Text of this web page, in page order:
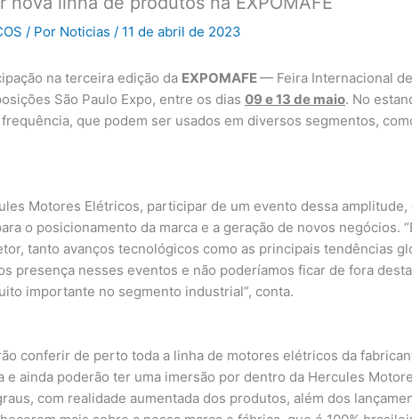
/ Por Noticias / 11 de abril de 2023
na terceira edição da EXPOMAFE— Feira Internacional
São Paulo Expo, entre os dias 09 e 13 de maio. No
que podem ser usados em diversos segmentos,
Motores Elétricos, participar de um evento dessa
o posicionamento da marca e a geração de novos negócios.
tanto avanços tecnológicos como as principais tendências
presença nesses eventos e não poderíamos ficar de fora
importante no segmento industrial”, conta.
conferir de perto toda a linha de motores elétricos da
ainda poderão ter uma imersão por dentro da Hercules
com realidade aumentada dos produtos, além dos